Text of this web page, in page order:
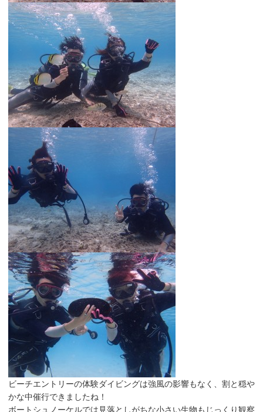
ビーチエントリーの体験ダイビングは強風の影響もなく、割と穏や
かな中催行できましたね！
ボートシュノーケルでは見落としがちな小さい生物もじっくり観察